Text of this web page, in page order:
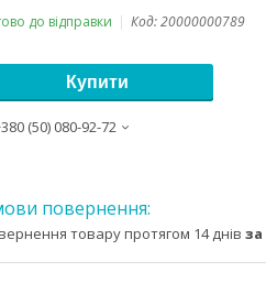
до відправки Код:20000000789
Купити
(50) 080-92-72
товару протягом 14 днів за